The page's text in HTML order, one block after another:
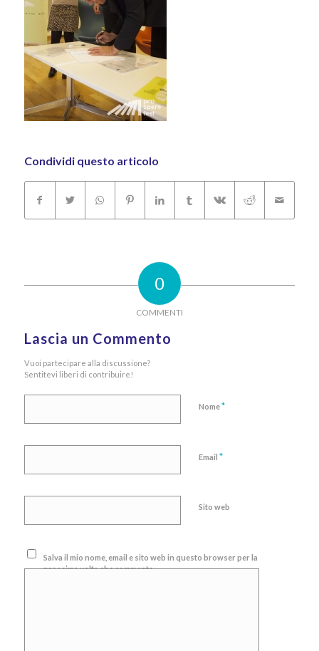
Condividi questo articolo
0
COMMENTI
Lascia un Commento
Vuoi partecipare alla discussione?
Sentitevi liberi di contribuire!
Nome*
Email *
Sito web
Salva il mio nome, email e sito web in questo browser per la
prossima volta che commento.